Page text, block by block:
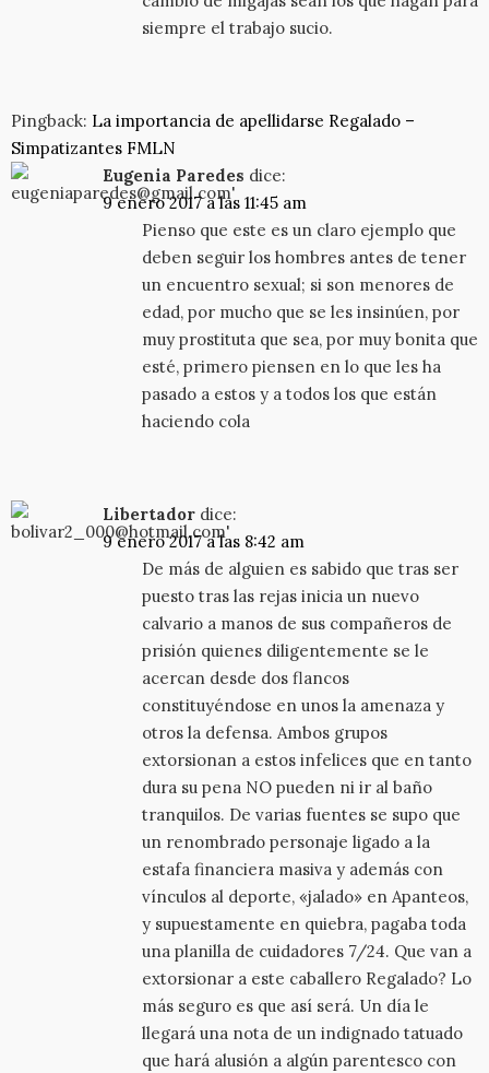
siempre el trabajo sucio.
Pingback: La importancia de apellidarse Regalado –
Simpatizantes FMLN
Eugenia Paredes dice:
9 enero 2017 a las 11:45 am
Pienso que este es un claro ejemplo que
deben seguir los hombres antes de tener
un encuentro sexual; si son menores de
edad, por mucho que se les insinúen, por
muy prostituta que sea, por muy bonita que
esté, primero piensen en lo que les ha
pasado a estos y a todos los que están
haciendo cola
Libertador dice:
9 enero 2017 a las 8:42 am
De más de alguien es sabido que tras ser
puesto tras las rejas inicia un nuevo
calvario a manos de sus compañeros de
prisión quienes diligentemente se le
acercan desde dos flancos
constituyéndose en unos la amenaza y
otros la defensa. Ambos grupos
extorsionan a estos infelices que en tanto
dura su pena NO pueden ni ir al baño
tranquilos. De varias fuentes se supo que
un renombrado personaje ligado a la
estafa financiera masiva y además con
vínculos al deporte, «jalado» en Apanteos,
y supuestamente en quiebra, pagaba toda
una planilla de cuidadores 7/24. Que van a
extorsionar a este caballero Regalado? Lo
más seguro es que así será. Un día le
llegará una nota de un indignado tatuado
que hará alusión a algún parentesco con